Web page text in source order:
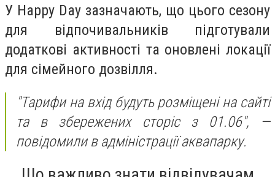
У Happy Day зазначають, що цього сезону
для відпочивальників підготували
додаткові активності та оновлені локації
для сімейного дозвілля.
"Тарифи на вхід будуть розміщені на сайті
та в збережених сторіс з 01.06", —
повідомили в адміністрації аквапарку.